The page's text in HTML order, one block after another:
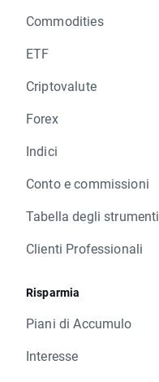
Commodities
ETF
Criptovalute
Forex
Indici
Conto e commissioni
Tabella degli strumenti
Clienti Professionali
Risparmia
Piani di Accumulo
Interesse